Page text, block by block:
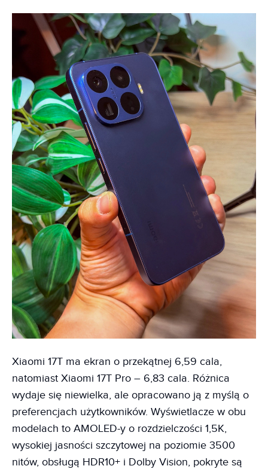
Xiaomi 17T ma ekran o przekątnej 6,59 cala,
natomiast Xiaomi 17T Pro – 6,83 cala. Różnica
wydaje się niewielka, ale opracowano ją z myślą o
preferencjach użytkowników. Wyświetlacze w obu
modelach to AMOLED-y o rozdzielczości 1,5K,
wysokiej jasności szczytowej na poziomie 3500
nitów, obsługą HDR10+ i Dolby Vision, pokryte są